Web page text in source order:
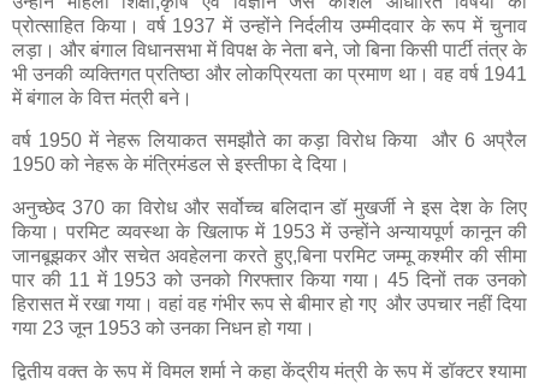
प्रोत्साहित किया। वर्ष 1937 में उन्होंने निर्दलीय उम्मीदवार के रूप में चुनाव
लड़ा। और बंगाल विधानसभा में विपक्ष के नेता बने, जो बिना किसी पार्टी तंत्र के
भी उनकी व्यक्तिगत प्रतिष्ठा और लोकप्रियता का प्रमाण था। वह वर्ष 1941
में बंगाल के वित्त मंत्री बने।
वर्ष 1950 में नेहरू लियाकत समझौते का कड़ा विरोध किया और 6 अप्रैल
1950 को नेहरू के मंत्रिमंडल से इस्तीफा दे दिया।
अनुच्छेद 370 का विरोध और सर्वोच्च बलिदान डॉ मुखर्जी ने इस देश के लिए
किया। परमिट व्यवस्था के खिलाफ में 1953 में उन्होंने अन्यायपूर्ण कानून की
जानबूझकर और सचेत अवहेलना करते हुए,बिना परमिट जम्मू कश्मीर की सीमा
पार की 11 में 1953 को उनको गिरफ्तार किया गया। 45 दिनों तक उनको
हिरासत में रखा गया। वहां वह गंभीर रूप से बीमार हो गए और उपचार नहीं दिया
गया 23 जून 1953 को उनका निधन हो गया।
द्वितीय वक्त के रूप में विमल शर्मा ने कहा केंद्रीय मंत्री के रूप में डॉक्टर श्यामा